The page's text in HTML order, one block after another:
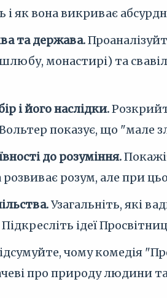
і як вона викриває
та держава.
монастирі) та
і його наслідки.
показує, що "мале
до розуміння.
розум, але при
Узагальніть, які
ідеї
чому комедія
про природу людини та